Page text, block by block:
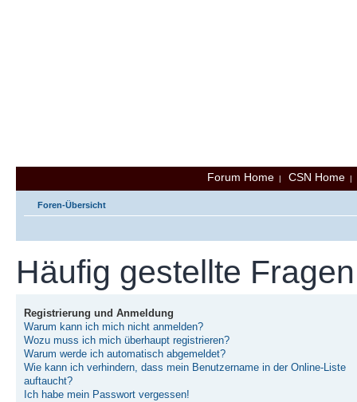
Forum Home | CSN Home
Foren-Übersicht
Häufig gestellte Fragen
Registrierung und Anmeldung
Warum kann ich mich nicht anmelden?
Wozu muss ich mich überhaupt registrieren?
Warum werde ich automatisch abgemeldet?
Wie kann ich verhindern, dass mein Benutzername in der Online-Liste
auftaucht?
Ich habe mein Passwort vergessen!